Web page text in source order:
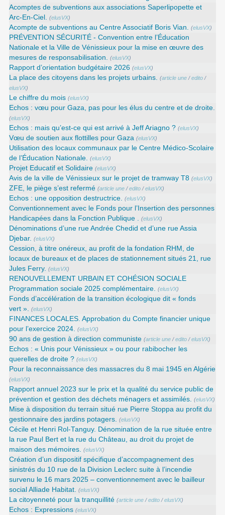
Acomptes de subventions aux associations Saperlipopette et
Arc-En-Ciel.
(elusVX)
Acompte de subventions au Centre Associatif Boris Vian. (elusVX)
PRÉVENTION SÉCURITÉ - Convention entre l’Éducation
Nationale et la Ville de Vénissieux pour la mise en œuvre des
mesures de responsabilisation.
(elusVX)
Rapport d’orientation budgétaire 2026 (elusVX)
La place des citoyens dans les projets urbains. (article une /edito /
elusVX)
Le chiffre du mois (elusVX)
Echos : vœu pour Gaza, pas pour les élus du centre et de droite.
(elusVX)
Echos : mais qu’est-ce qui est arrivé à Jeff Ariagno ? (elusVX)
Vœu de soutien aux flottilles pour Gaza (elusVX)
Utilisation des locaux communaux par le Centre Médico-Scolaire
de l’Éducation Nationale.
(elusVX)
Projet Educatif et Solidaire (elusVX)
Avis de la ville de Vénissieux sur le projet de tramway T8 (elusVX)
ZFE, le piège s’est refermé (article une /edito /elusVX)
Echos : une opposition destructrice. (elusVX)
Conventionnement avec le Fonds pour l’Insertion des personnes
Handicapées dans la Fonction Publique .
(elusVX)
Dénominations d’une rue Andrée Chedid et d’une rue Assia
Djebar.
(elusVX)
Cession, à titre onéreux, au profit de la fondation RHM, de
locaux de bureaux et de places de stationnement situés 21, rue
Jules Ferry.
(elusVX)
RENOUVELLEMENT URBAIN ET COHÉSION SOCIALE
Programmation sociale 2025 complémentaire.
(elusVX)
Fonds d’accélération de la transition écologique dit « fonds
vert ».
(elusVX)
FINANCES LOCALES. Approbation du Compte financier unique
pour l’exercice 2024.
(elusVX)
90 ans de gestion à direction communiste (article une /edito /elusVX)
Echos : « Unis pour Vénissieux » ou pour rabibocher les
querelles de droite ? (elusVX)
Pour la reconnaissance des massacres du 8 mai 1945 en Algérie
(elusVX)
Rapport annuel 2023 sur le prix et la qualité du service public de
prévention et gestion des déchets ménagers et assimilés.
(elusVX)
Mise à disposition du terrain situé rue Pierre Stoppa au profit du
gestionnaire des jardins potagers.
(elusVX)
Cécile et Henri Rol-Tanguy. Dénomination de la rue située entre
la rue Paul Bert et la rue du Château, au droit du projet de
maison des mémoires.
(elusVX)
Création d’un dispositif spécifique d’accompagnement des
sinistrés du 10 rue de la Division Leclerc suite à l’incendie
survenu le 16 mars 2025 – conventionnement avec le bailleur
social Alliade Habitat.
(elusVX)
La citoyenneté pour la tranquillité (article une /edito /elusVX)
Echos : Expressions (elusVX)